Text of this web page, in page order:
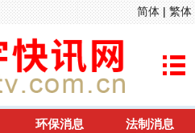
简体| 繁体
环保消息
法制消息